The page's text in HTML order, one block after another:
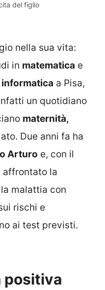
del figlio
nella sua vita:
in matematica e
informatica a Pisa,
un quotidiano
maternità,
Due anni fa ha
Arturo e, con il
affrontato la
malattia con
rischi e
ai test previsti.
positiva